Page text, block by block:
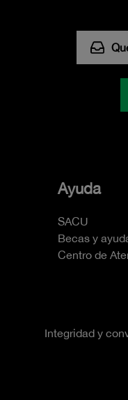
Ayuda
SACU
Becas y
Centro de
Integridad y